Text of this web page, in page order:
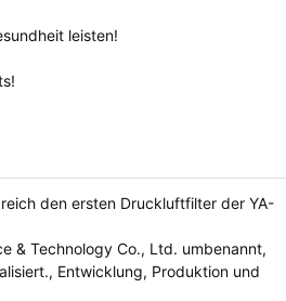
leisten!
den ersten Druckluftfilter der YA-
& Technology Co., Ltd. umbenannt,
Entwicklung, Produktion und